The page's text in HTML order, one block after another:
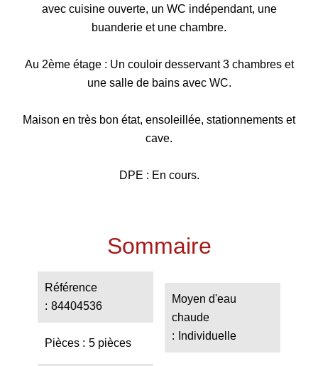
avec cuisine ouverte, un WC indépendant, une
buanderie et une chambre.
Au 2ème étage : Un couloir desservant 3 chambres et
une salle de bains avec WC.
Maison en très bon état, ensoleillée, stationnements et
cave.
DPE : En cours.
Sommaire
Référence
84404536
Pièces 5 pièces
Moyen d'eau
chaude
Individuelle